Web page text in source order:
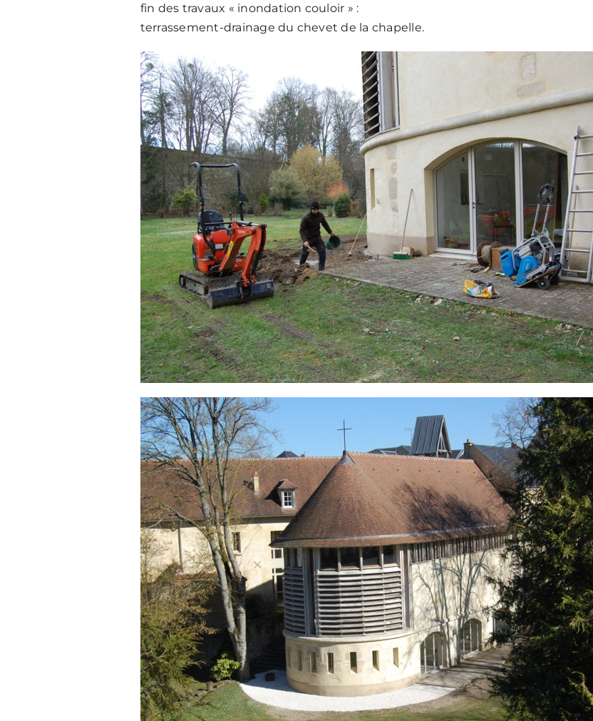
fin des travaux « inondation couloir » :
terrassement-drainage du chevet de la chapelle.